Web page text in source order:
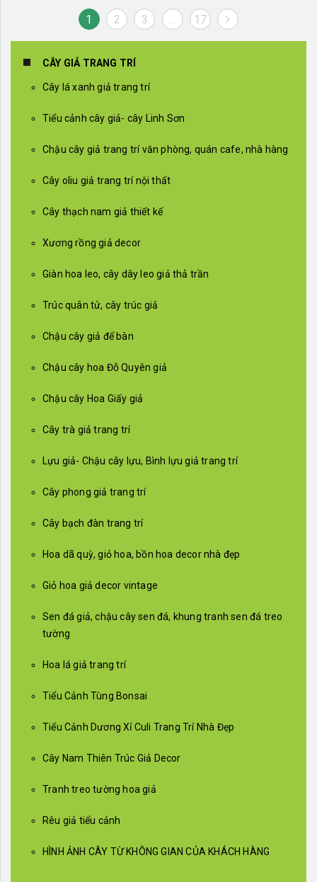
1
2 3 17
CÂY GIẢ TRANG TRÍ
Cây lá xanh giả trang trí
Tiểu cảnh cây giả- cây Linh Sơn
Chậu cây giả trang trí văn phòng, quán cafe, nhà hàng
Cây oliu giả trang trí nội thất
Cây thạch nam giả thiết kế
Xương rồng giả decor
Giàn hoa leo, cây dây leo giả thả trần
Trúc quân tử, cây trúc giả
Chậu cây giả để bàn
Chậu cây hoa Đỗ Quyên giả
Chậu cây Hoa Giấy giả
Cây trà giả trang trí
Lựu giả- Chậu cây lựu, Bình lựu giả trang trí
Cây phong giả trang trí
Cây bạch đàn trang trí
Hoa dã quỳ, giỏ hoa, bồn hoa decor nhà đẹp
Giỏ hoa giả decor vintage
Sen đá giả, chậu cây sen đá, khung tranh sen đá treo
tường
Hoa lá giả trang trí
Tiểu Cảnh Tùng Bonsai
Tiểu Cảnh Dương Xỉ Culi Trang Trí Nhà Đẹp
Cây Nam Thiên Trúc Giả Decor
Tranh treo tường hoa giả
Rêu giả tiểu cảnh
HÌNH ẢNH CÂY TỪ KHÔNG GIAN CỦA KHÁCH HÀNG